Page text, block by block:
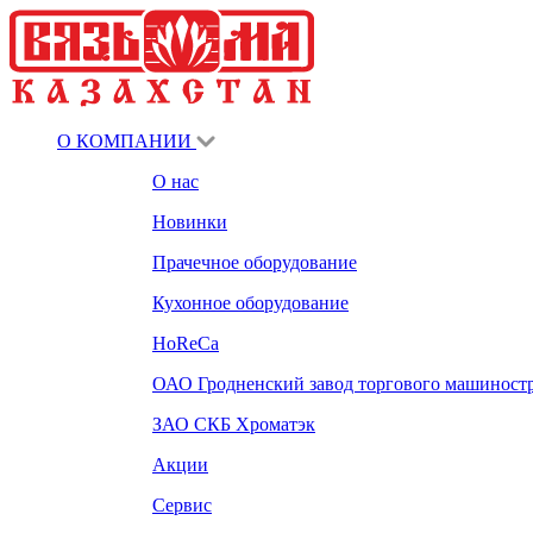
О КОМПАНИИ
О нас
Новинки
Прачечное оборудование
Кухонное оборудование
HoReCa
ОАО Гродненский завод торгового
ЗАО СКБ Хроматэк
Акции
Сервис